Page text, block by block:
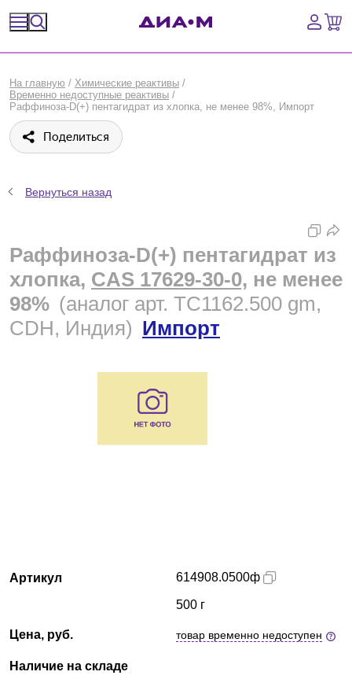
Оборудование, приборы
Расходные материалы, пластик, стекло
Библиотека
Войти
Сравнение
Партнеры
На главную / Химические реактивы /
Временно недоступные реактивы /
Раффиноза-D(+) пентагидрат из хлопка, не менее 98%, Импорт
Поделиться
Вернуться назад
Раффиноза-D(+) пентагидрат из
хлопка, CAS 17629-30-0, не менее
98% (аналог арт. TC1162.500 gm,
CDH, Индия) Импорт
Артикул
Цена, руб.
Наличие на складе
614908.0500ф
500 г
товар временно недоступен